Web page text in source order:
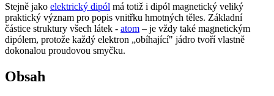
Stejně jako elektrický dipól má totiž i dipól magnetický veliký
praktický význam pro popis vnitřku hmotných těles. Základní
částice struktury všech látek - atom – je vždy také magnetickým
dipólem, protože každý elektron „obíhající" jádro tvoří vlastně
dokonalou proudovou smyčku.
Obsah